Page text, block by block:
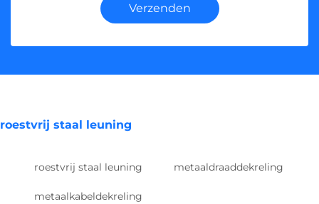
Verzenden
roestvrij staal leuning
roestvrij staal leuning metaaldraaddekreling
metaalkabeldekreling